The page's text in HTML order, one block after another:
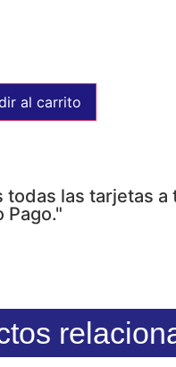
al carrito
todas las tarjetas a
Pago."